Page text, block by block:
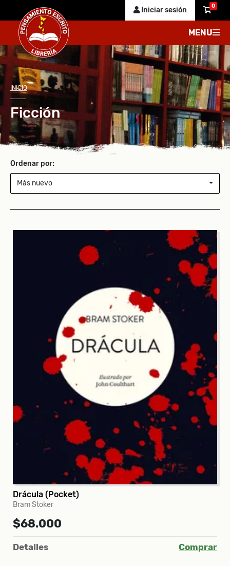
Iniciar sesión 0
MENU
INICIO
Ficción
Ordenar por:
Más nuevo
Drácula (Pocket)
Bram Stoker
$68.000
Detalles Comprar